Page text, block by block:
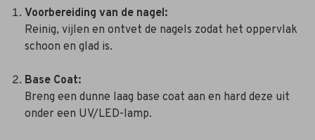
Voorbereiding van de nagel:
Reinig, vijlen en ontvet de nagels zodat het oppervlak
schoon en glad is.
Base Coat:
Breng een dunne laag base coat aan en hard deze uit
onder een UV/LED-lamp.